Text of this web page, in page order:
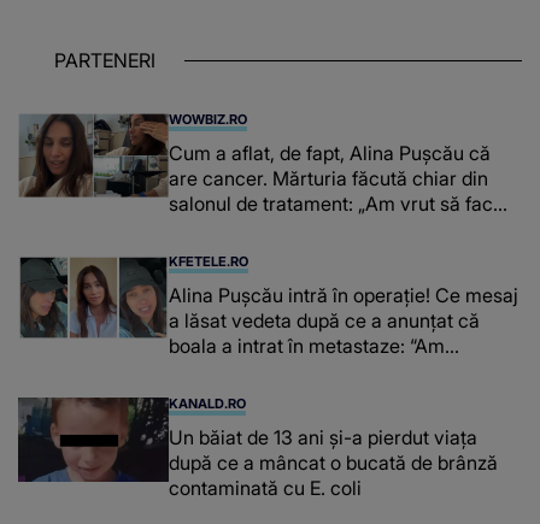
PARTENERI
WOWBIZ.RO
Cum a aflat, de fapt, Alina Pușcău că
are cancer. Mărturia făcută chiar din
salonul de tratament: „Am vrut să fac
înțepe sânul”
KFETELE.RO
Alina Pușcău intră în operație! Ce mesaj
a lăsat vedeta după ce a anunțat că
boala a intrat în metastaze: “Am
KANALD.RO
Un băiat de 13 ani și-a pierdut viața
după ce a mâncat o bucată de brânză
contaminată cu E. coli